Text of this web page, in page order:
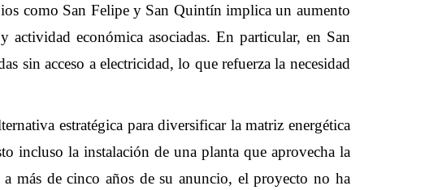
como San Felipe y San Quintín implica un aumento
económica asociadas. En particular, en San
sin acceso a electricidad, lo que refuerza la necesidad
estratégica para diversificar la matriz energética
incluso la instalación de una planta que aprovecha la
más de cinco años de su anuncio, el proyecto no ha